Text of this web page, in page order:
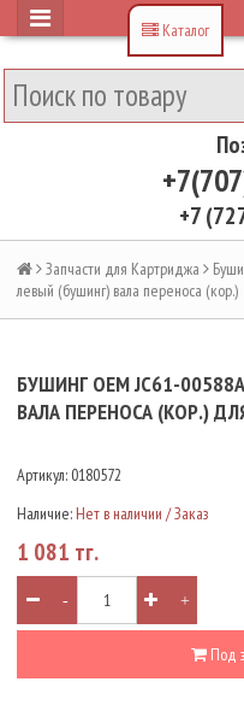
+7
Каталог
Запчасти для Картриджа
левый (бушинг) вала переноса (кор.)
БУШИНГ OEM JC61-
ВАЛА ПЕРЕНОСА (КОР.)
Артикул: 0180572
Наличие: Нет в наличии / Заказ
1 081 тг.
- +
Под